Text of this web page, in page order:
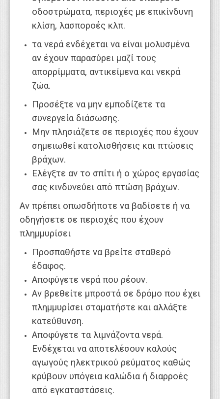
οδοστρώματα, περιοχές με επικίνδυνη
κλίση, λασποροές κλπ.
τα νερά ενδέχεται να είναι μολυσμένα
αν έχουν παρασύρει μαζί τους
απορρίμματα, αντικείμενα και νεκρά
ζώα.
Προσέξτε να μην εμποδίζετε τα
συνεργεία διάσωσης.
Μην πλησιάζετε σε περιοχές που έχουν
σημειωθεί κατολισθήσεις και πτώσεις
βράχων.
Ελέγξτε αν το σπίτι ή ο χώρος εργασίας
σας κινδυνεύει από πτώση βράχων.
Αν πρέπει οπωσδήποτε να βαδίσετε ή να
οδηγήσετε σε περιοχές που έχουν
πλημμυρίσει
Προσπαθήστε να βρείτε σταθερό
έδαφος.
Αποφύγετε νερά που ρέουν.
Αν βρεθείτε μπροστά σε δρόμο που έχει
πλημμυρίσει σταματήστε και αλλάξτε
κατεύθυνση.
Αποφύγετε τα λιμνάζοντα νερά.
Ενδέχεται να αποτελέσουν καλούς
αγωγούς ηλεκτρικού ρεύματος καθώς
κρύβουν υπόγεια καλώδια ή διαρροές
από εγκαταστάσεις.